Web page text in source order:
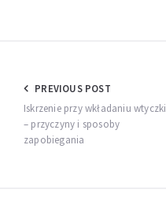
Nawigacja
wpisu
PREVIOUS POST
Iskrzenie przy wkładaniu wtyczki
– przyczyny i sposoby
zapobiegania